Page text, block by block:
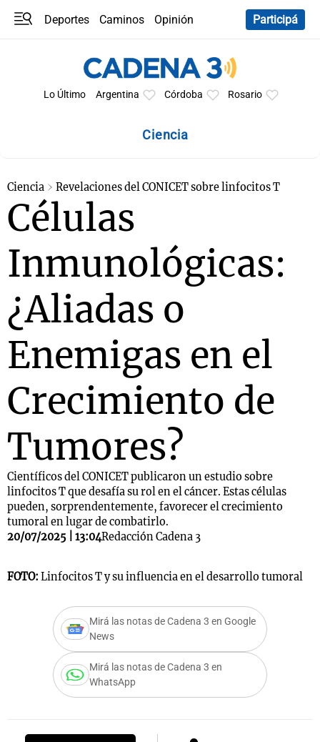
Deportes Caminos
Opinión
Participá
Lo Último Argentina Córdoba Rosario
Ciencia
Ciencia Revelaciones del CONICET sobre linfocitos T
Células
Inmunológicas:
¿Aliadas o
Enemigas en el
Crecimiento de
Tumores?
Científicos del CONICET publicaron un estudio sobre
linfocitos T que desafía su rol en el cáncer. Estas células
pueden, sorprendentemente, favorecer el crecimiento
tumoral en lugar de combatirlo.
20/07/2025 | 13:04Redacción Cadena 3
FOTO: Linfocitos T y su influencia en el desarrollo tumoral
Mirá las notas de Cadena 3 en Google
News
Mirá las notas de Cadena 3 en
WhatsApp
Notas